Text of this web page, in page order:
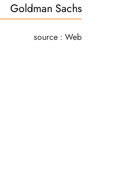
Goldman Sachs
source : Web